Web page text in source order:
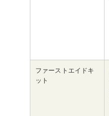
ファーストエイドキ
ット